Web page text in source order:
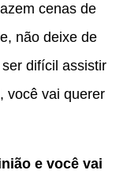
cenas de
não deixe de
ser difícil assistir
você vai querer
e você vai